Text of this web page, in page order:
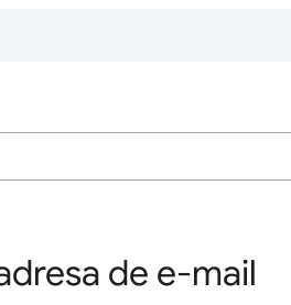
de e-mail